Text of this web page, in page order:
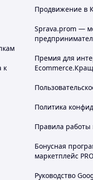
к
Продвижение в
Sprava.prom —
Премия для
Политика
Правила работы
Бонусная
маркетплейс
Руководство